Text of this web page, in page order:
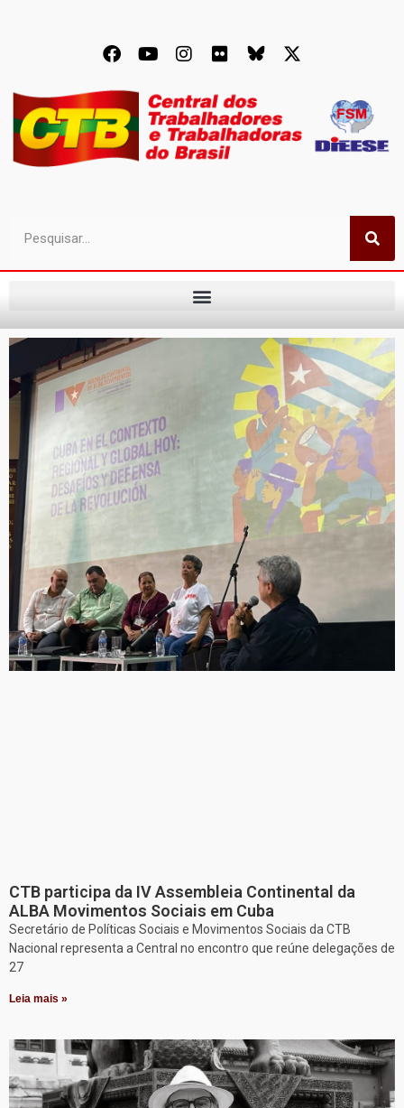
CTB participa da IV Assembleia Continental da
ALBA Movimentos Sociais em Cuba
Secretário de Políticas Sociais e Movimentos Sociais da CTB
Nacional representa a Central no encontro que reúne delegações de
27
Leia mais »